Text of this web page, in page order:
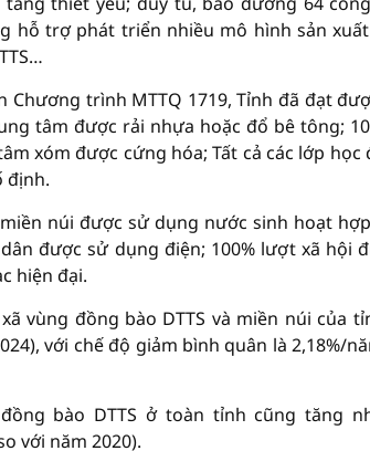
hỗ trợ phát triển nhiều mô hình sản
Chương trình MTTQ 1719, Tỉnh đã đạt
tâm được rải nhựa hoặc đổ bê tông;
xóm được cứng hóa; Tất cả các lớp học
định.
núi được sử dụng nước sinh hoạt
được sử dụng điện; 100% lượt xã hội
hiện đại.
vùng đồng bào DTTS và miền núi của
với chế độ giảm bình quân là 2,18%/
bào DTTS ở toàn tỉnh cũng tăng
với năm 2020).